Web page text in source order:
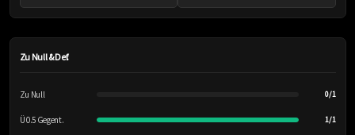
Zu Null & Def.
Zu Null 0/1
Ü 0.5 Gegent. 1/1